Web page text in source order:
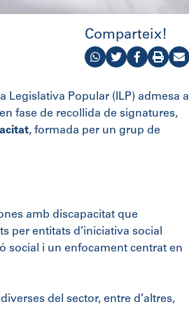
Comparteix!
Legislativa Popular (ILP) admesa a
fase de recollida de signatures,
, formada per un grup de
amb discapacitat que
per entitats d’iniciativa social
social i un enfocament centrat en
del sector, entre d’altres,